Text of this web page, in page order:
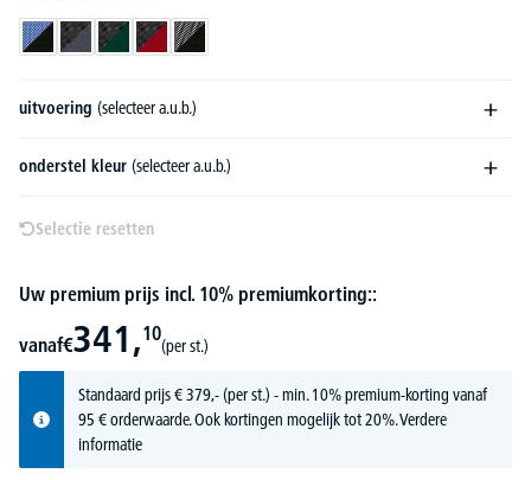
zwart/blauwzwart/donkergrijs
zwart/donkergroen
zwart/roodzwart/zwart
uitvoering (selecteer a.u.b.)
onderstel kleur (selecteer a.u.b.)
Selectie resetten
Uw premium prijs incl. 10% premiumkorting::
vanaf€341,10
(per st.)
Standaard prijs€379,-(per st.) - min. 10% premium-korting vanaf
95 € orderwaarde. Ook kortingen mogelijk tot 20%.Verdere
informatie